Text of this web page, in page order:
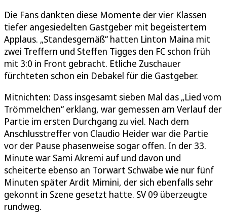
Die Fans dankten diese Momente der vier Klassen
tiefer angesiedelten Gastgeber mit begeistertem
Applaus. „Standesgemäß“ hatten Linton Maina mit
zwei Treffern und Steffen Tigges den FC schon früh
mit 3:0 in Front gebracht. Etliche Zuschauer
fürchteten schon ein Debakel für die Gastgeber.
Mitnichten: Dass insgesamt sieben Mal das „Lied vom
Trömmelchen“ erklang, war gemessen am Verlauf der
Partie im ersten Durchgang zu viel. Nach dem
Anschlusstreffer von Claudio Heider war die Partie
vor der Pause phasenweise sogar offen. In der 33.
Minute war Sami Akremi auf und davon und
scheiterte ebenso an Torwart Schwäbe wie nur fünf
Minuten später Ardit Mimini, der sich ebenfalls sehr
gekonnt in Szene gesetzt hatte. SV 09 überzeugte
rundweg.